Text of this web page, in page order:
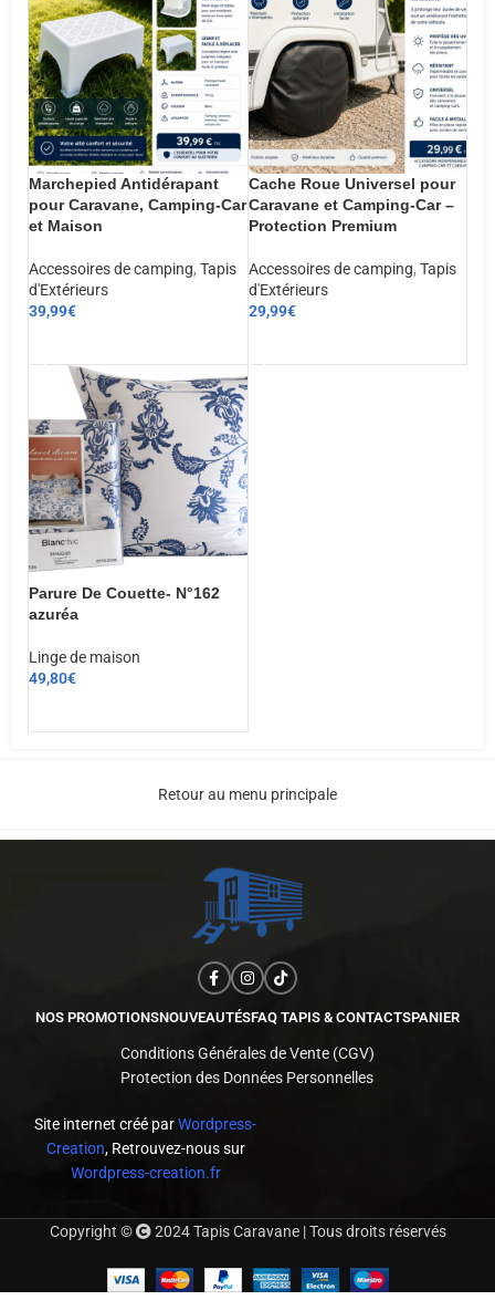
Marchepied Antidérapant
pour Caravane, Camping-Car
et Maison
Accessoires de camping, Tapis
d'Extérieurs
39,99€
Cache Roue Universel pour
Caravane et Camping-Car –
Protection Premium
Accessoires de camping, Tapis
d'Extérieurs
29,99€
Parure De Couette- N°162
azuréa
Linge de maison
49,80€
Retour au menu principale
NOS PROMOTIONSNOUVEAUTÉSFAQ TAPIS & CONTACTSPANIER
Conditions Générales de Vente (CGV)
Protection des Données Personnelles
Site internet créé parWordpress-
Creation, Retrouvez-nous sur
Wordpress-creation.fr
Copyright © 2024 Tapis Caravane | Tous droits réservés